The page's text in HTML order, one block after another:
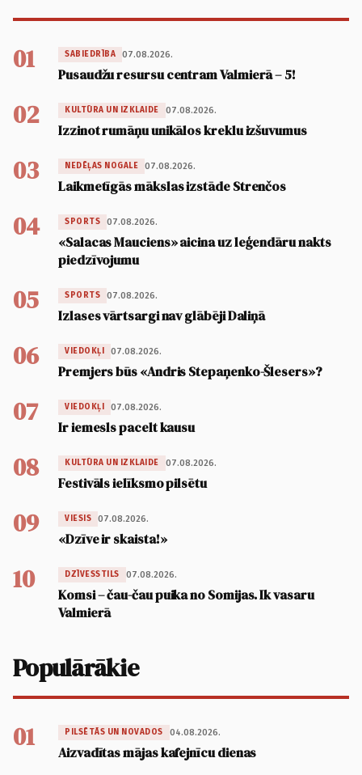
01 SABIEDRĪBA 07.08.2026.
Pusaudžu resursu centram Valmierā – 5!
02 KULTŪRA UN IZKLAIDE 07.08.2026.
Izzinot rumāņu unikālos kreklu izšuvumus
03 NEDĒĻAS NOGALE 07.08.2026.
Laikmetīgās mākslas izstāde Strenčos
04 SPORTS 07.08.2026.
«Salacas Mauciens» aicina uz leģendāru nakts
piedzīvojumu
05 SPORTS 07.08.2026.
Izlases vārtsargi nav glābēji Daliņā
06 VIEDOKĻI 07.08.2026.
Premjers būs «Andris Stepaņenko-Šlesers»?
07 VIEDOKĻI 07.08.2026.
Ir iemesls pacelt kausu
08 KULTŪRA UN IZKLAIDE 07.08.2026.
Festivāls ielīksmo pilsētu
09 VIESIS 07.08.2026.
«Dzīve ir skaista!»
10 DZĪVESSTILS 07.08.2026.
Komsi – čau-čau puika no Somijas. Ik vasaru
Valmierā
Populārākie
01 PILSĒTĀS UN NOVADOS 04.08.2026.
Aizvadītas mājas kafejnīcu dienas